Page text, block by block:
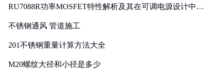
RU7088R功率MOSFET特性解析及其在可调电源设计中的
不锈钢通风 管道施工
201不锈钢重量计算方法大全
M20螺纹大径和小径是多少